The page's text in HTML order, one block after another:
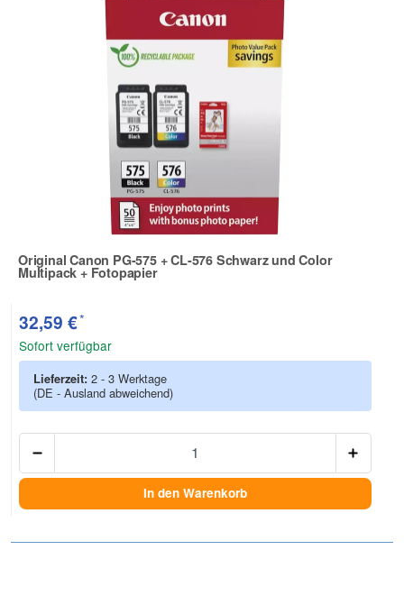
Original Canon PG-575 + CL-576 Schwarz und Color
Multipack + Fotopapier
Zur Artikelbewertung
32,59 €*
Sofort verfügbar
Lieferzeit: 2 - 3 Werktage
(DE - Ausland abweichend)
In den Warenkorb